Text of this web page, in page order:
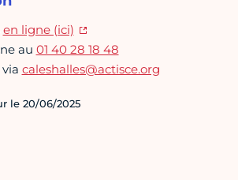
en ligne (ici)
au 01 40 28 18 48
caleshalles@actisce.org
le 20/06/2025